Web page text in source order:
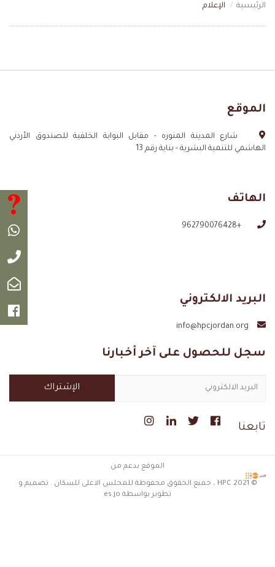
اتصل
الرئيسية الإعلام
الموقع
شارع المدينة المنوره - مقابل البوابة الخلفية للصندوق الأردني
الهاشمي للتنمية البشرية - بناية رقم 13
الهاتف
+962790076428
البريد الالكتروني
info@hpcjordan.org
سجل للحصول على آخر أخبارنا
تابعنا
الموقع بدعم من
© 2021 HPC ، جميع الحقوق محفوظة للمجلس الاعلى للسكان . تصميم و
تطوير بواسطة es.jo